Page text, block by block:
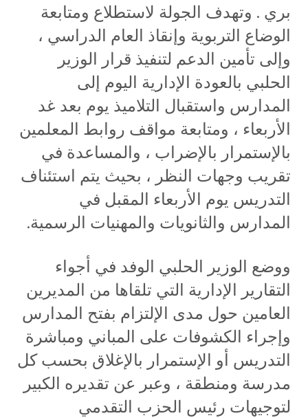
بري . وتهدف الجولة لاستطلاع ومتابعة
الوضاع التربوية وإنقاذ العام الدراسي ،
وإلى تأمين الدعم لتنفيذ قرار الوزير
الحلبي بالعودة الإدارية اليوم إلى
المدارس واستقبال التلاميذ يوم بعد غد
الأربعاء ، ومتابعة مواقف روابط المعلمين
بالإستمرار بالإضراب ، والمساعدة في
تقريب وجهات النظر ، بحيث يتم استئناف
التدريس يوم الأربعاء المقبل في
المدارس والثانويات والمهنيات الرسمية.
ووضع الوزير الحلبي الوفد في أجواء
التقارير الإدارية التي تلقاها من المديرين
العامين حول مدى الإلتزام بفتح المدارس
وإجراء الكشوفات على المباني ومباشرة
التدريس أو الإستمرار بالإغلاق بحسب كل
مدرسة ومنطقة ، وعبر عن تقديره الكبير
لتوجيهات رئيس الحزب التقدمي